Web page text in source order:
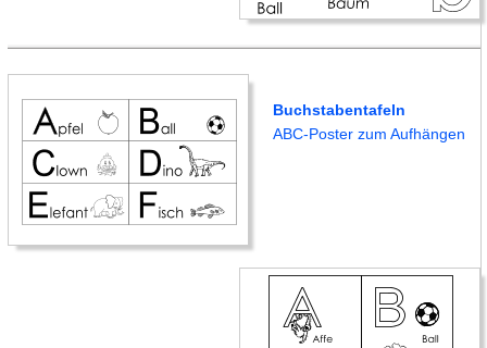
Buchstabentafeln
ABC-Poster zum Aufhängen